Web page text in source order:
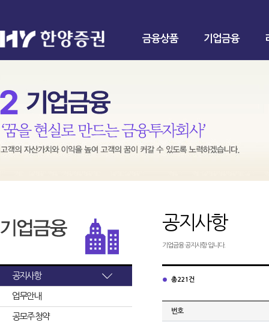
금융상품 기업금융
공지사항
업무안내
공모주 청약
공지사항
기업금융 공지사항 입니다.
총 221건
번호